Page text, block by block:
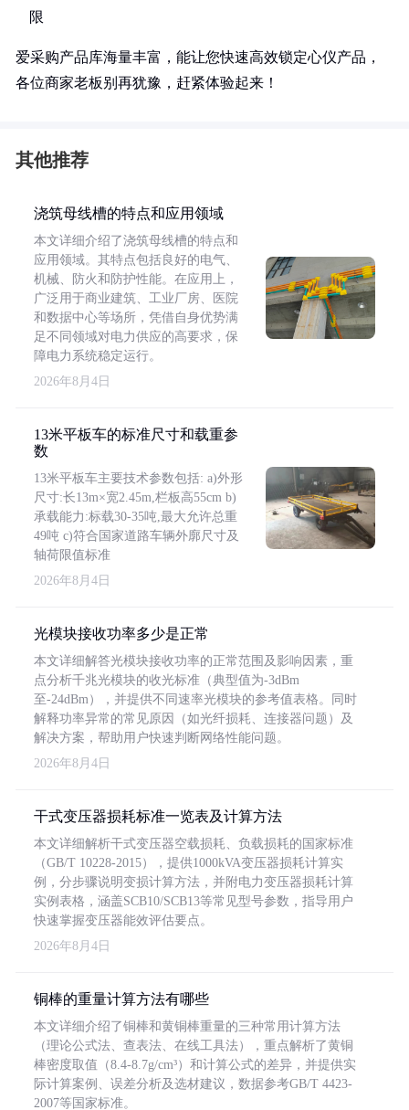
限
爱采购产品库海量丰富，能让您快速高效锁定心仪产品，
各位商家老板别再犹豫，赶紧体验起来！
其他推荐
浇筑母线槽的特点和应用领域
本文详细介绍了浇筑母线槽的特点和
应用领域。其特点包括良好的电气、
机械、防火和防护性能。在应用上，
广泛用于商业建筑、工业厂房、医院
和数据中心等场所，凭借自身优势满
足不同领域对电力供应的高要求，保
障电力系统稳定运行。
2026年8月4日
13米平板车的标准尺寸和载重参
数
13米平板车主要技术参数包括: a)外形
尺寸:长13m×宽2.45m,栏板高55cm b)
承载能力:标载30-35吨,最大允许总重
49吨 c)符合国家道路车辆外廓尺寸及
轴荷限值标准
2026年8月4日
光模块接收功率多少是正常
本文详细解答光模块接收功率的正常范围及影响因素，重
点分析千兆光模块的收光标准（典型值为-3dBm
至-24dBm），并提供不同速率光模块的参考值表格。同时
解释功率异常的常见原因（如光纤损耗、连接器问题）及
解决方案，帮助用户快速判断网络性能问题。
2026年8月4日
干式变压器损耗标准一览表及计算方法
本文详细解析干式变压器空载损耗、负载损耗的国家标准
（GB/T 10228-2015），提供1000kVA变压器损耗计算实
例，分步骤说明变损计算方法，并附电力变压器损耗计算
实例表格，涵盖SCB10/SCB13等常见型号参数，指导用户
快速掌握变压器能效评估要点。
2026年8月4日
铜棒的重量计算方法有哪些
本文详细介绍了铜棒和黄铜棒重量的三种常用计算方法
（理论公式法、查表法、在线工具法），重点解析了黄铜
棒密度取值（8.4-8.7g/cm³）和计算公式的差异，并提供实
际计算案例、误差分析及选材建议，数据参考GB/T 4423-
2007等国家标准。